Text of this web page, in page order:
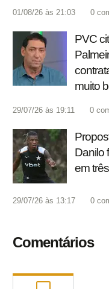
01/08/26 às 21:03 0
PVC
muito
29/07/26 às 19:11 0
Danilo
em
29/07/26 às 13:17 0
Comentários